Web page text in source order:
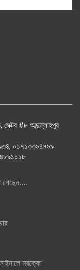
সেক্টর #৮ আব্দুল্লাহপুর
০১৭১৩৩৯৪৭৯৯
গেছেন….
মরক্কো